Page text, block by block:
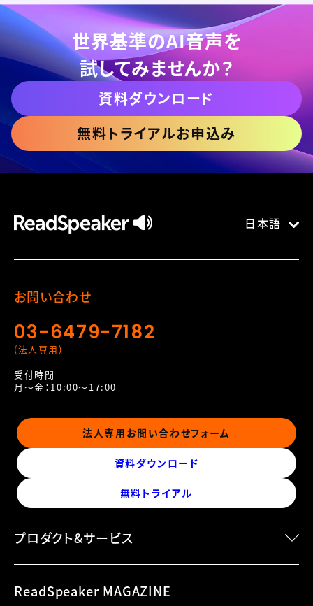
世界基準のAI音声を
試してみませんか？
資料ダウンロード
無料トライアルお申込み
日本語
お問い合わせ
03-6479-7182
(法人専用)
受付時間
月～金：10:00～17:00
法人専用お問い合わせフォーム
資料ダウンロード
無料トライアル
プロダクト&サービス
speechMaker Cloud
ReadSpeaker MAGAZINE